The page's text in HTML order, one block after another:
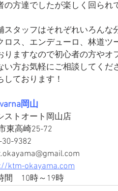
の方達でしたが楽しく回られ
スタッフはそれぞれいろんな
ロス、エンデューロ、林道ツ
りますなので初心者の方やオ
い方お気軽にご相談してくだ
しております！
岡山
ストオート岡山店
東高崎25-72
30-9382
ktm-okayama.com
間　10時～19時